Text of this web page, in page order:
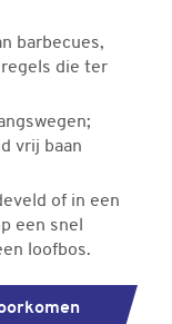
barbecues,
die ter
vrij baan
of in een
een snel
loofbos.